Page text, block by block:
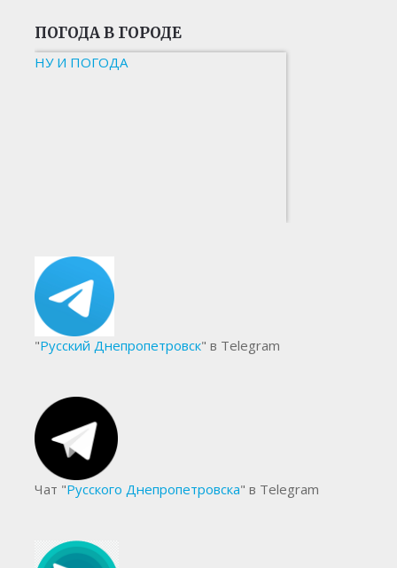
ПОГОДА В ГОРОДЕ
НУ И ПОГОДА
"Русский Днепропетровск" в Telegram
Чат "Русского Днепропетровска" в Telegram